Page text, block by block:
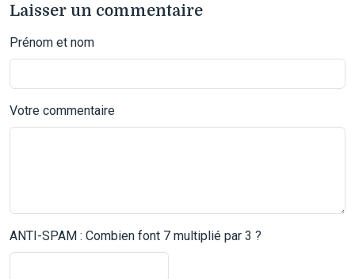
Laisser un commentaire
Prénom et nom
Votre commentaire
ANTI-SPAM : Combien font 7 multiplié par 3 ?